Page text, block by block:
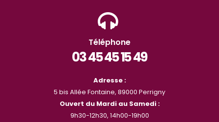
Téléphone
03 45 45 15 49
Adresse :
5 bis Allée Fontaine, 89000 Perrigny
Ouvert du Mardi au Samedi :
9h30-12h30, 14h00-19h00